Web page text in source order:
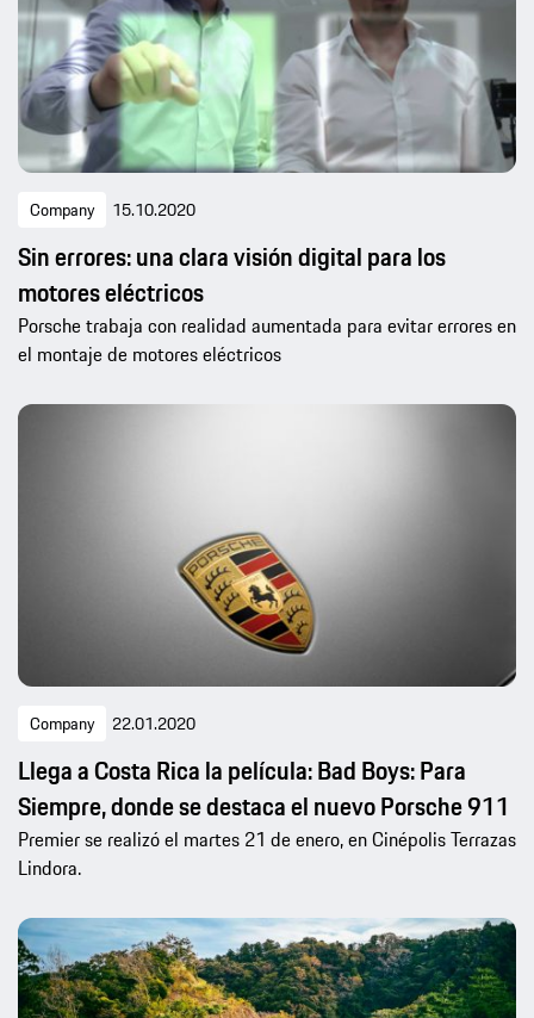
Company 15.10.2020
Sin errores: una clara visión digital para los
motores eléctricos
Porsche trabaja con realidad aumentada para evitar errores en
el montaje de motores eléctricos
Company 22.01.2020
Llega a Costa Rica la película: Bad Boys: Para
Siempre, donde se destaca el nuevo Porsche 911
Premier se realizó el martes 21 de enero, en Cinépolis Terrazas
Lindora.